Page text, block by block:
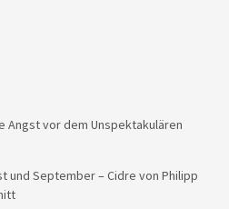
Angst vor dem Unspektakulären
und September – Cidre von Philipp